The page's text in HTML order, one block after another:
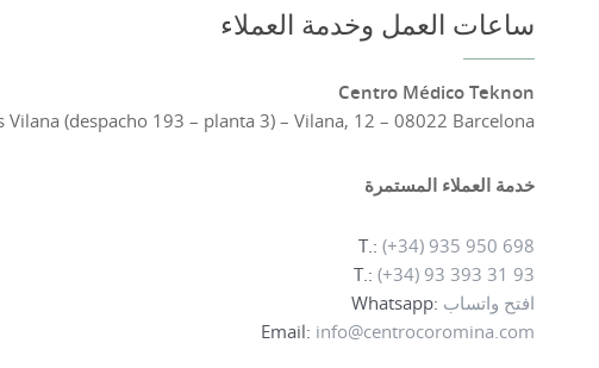
ساعات العمل وخدمة العملاء
Centro Médico Teknon
Vilana (despacho 193 – planta 3) – Vilana, 12 – 08022 Barcelona
خدمة العملاء المستمرة
T.:(+34) 935 950 698
T.:(+34) 93 393 31 93
Whatsapp: افتح واتساب
Email: info@centrocoromina.com